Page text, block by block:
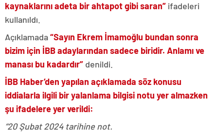
kaynaklarını adeta bir ahtapot gibi saran” ifadeleri
kullanıldı.
Açıklamada“Sayın Ekrem İmamoğlu bundan sonra
bizim için İBB adaylarından sadece biridir. Anlamı ve
manası bu kadardır” denildi.
İBB Haber’den yapılan açıklamada söz konusu
iddialarla ilgili bir yalanlama bilgisi notu yer almazken
şu ifadelere yer verildi:
“20 Şubat 2024 tarihine not.